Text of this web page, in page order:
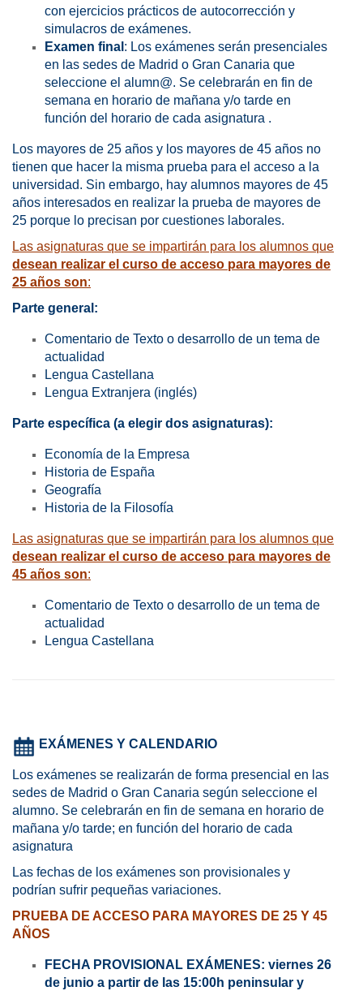
con ejercicios prácticos de autocorrección y
simulacros de exámenes.
Examen final : Los exámenes serán presenciales
en las sedes de Madrid o Gran Canaria que
seleccione el alumn@. Se celebrarán en fin de
semana en horario de mañana y/o tarde en
función del horario de cada asignatura .
Los mayores de 25 años y los mayores de 45 años no
tienen que hacer la misma prueba para el acceso a la
universidad. Sin embargo, hay alumnos mayores de 45
años interesados en realizar la prueba de mayores de
25 porque lo precisan por cuestiones laborales.
Las asignaturas que se impartirán para los alumnos que
desean realizar el curso de acceso para mayores de
25 años son:
Parte general:
Comentario de Texto o desarrollo de un tema de
actualidad
Lengua Castellana
Lengua Extranjera (inglés)
Parte específica (a elegir dos asignaturas):
Economía de la Empresa
Historia de España
Geografía
Historia de la Filosofía
Las asignaturas que se impartirán para los alumnos que
desean realizar el curso de acceso para mayores de
45 años son:
Comentario de Texto o desarrollo de un tema de
actualidad
Lengua Castellana
EXÁMENES Y CALENDARIO
Los exámenes se realizarán de forma presencial en las
sedes de Madrid o Gran Canaria según seleccione el
alumno. Se celebrarán en fin de semana en horario de
mañana y/o tarde; en función del horario de cada
asignatura
Las fechas de los exámenes son provisionales y
podrían sufrir pequeñas variaciones.
PRUEBA DE ACCESO PARA MAYORES DE 25 Y 45
AÑOS
FECHA PROVISIONAL EXÁMENES: viernes 26
de junio a partir de las 15:00h peninsular y